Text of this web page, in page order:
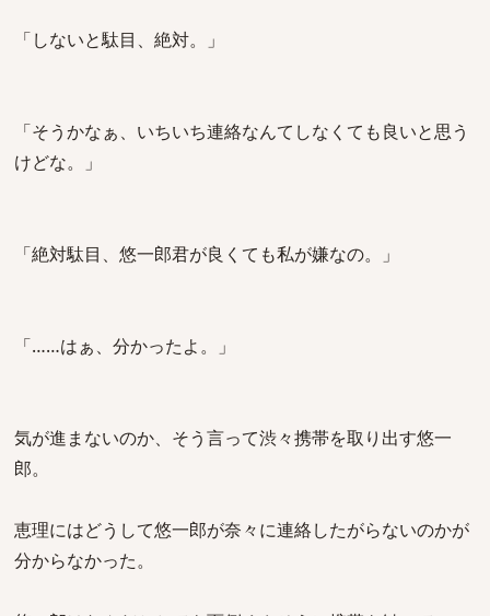
「しないと駄目、絶対。」
「そうかなぁ、いちいち連絡なんてしなくても良いと思う
けどな。」
「絶対駄目、悠一郎君が良くても私が嫌なの。」
「……はぁ、分かったよ。」
気が進まないのか、そう言って渋々携帯を取り出す悠一
郎。
恵理にはどうして悠一郎が奈々に連絡したがらないのかが
分からなかった。